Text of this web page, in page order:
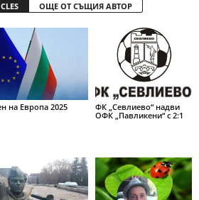
ОЩЕ ОТ СЪЩИЯ АВТОР
на Европа 2025
ФК „Севлиево“ надви
ОФК „Павликени“ с 2:1